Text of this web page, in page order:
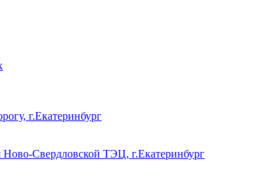
г.Екатеринбург
Свердловской ТЭЦ, г.Екатеринбург